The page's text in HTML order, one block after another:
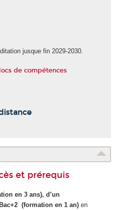
jusque fin 2029-2030.
de compétences
et prérequis
en 3 ans), d’un
(formation en 1 an) en